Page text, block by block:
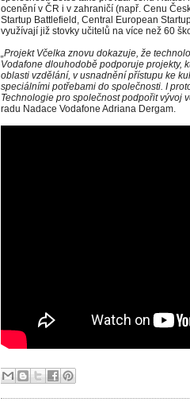
ocenění v ČR i v zahraničí (např. Cenu
Startup Battlefield, Central European
využívají již stovky učitelů na více než 60
„Projekt Včelka znovu dokazuje, že
Vodafone dlouhodobě podporuje projekty,
oblasti vzdělání, v usnadnění přístupu ke
speciálními potřebami do společnosti. I
Technologie pro společnost podpořit vývoj
radu Nadace Vodafone Adriana Dergam.